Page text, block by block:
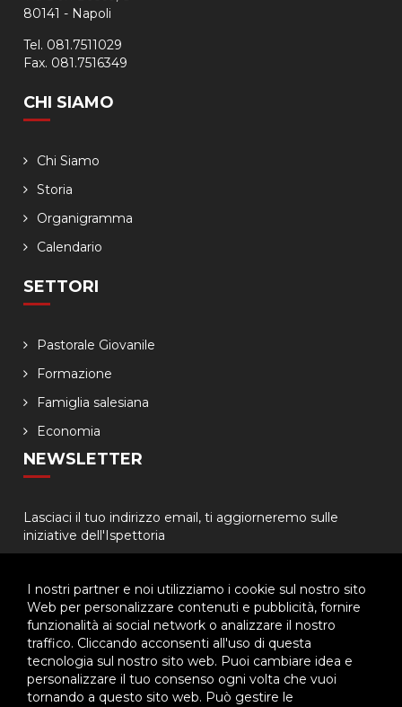
I nostri partner e noi utilizziamo i cookie sul nostro sito
Web per personalizzare contenuti e pubblicità, fornire
funzionalità ai social network o analizzare il nostro
traffico. Cliccando acconsenti all'uso di questa
tecnologia sul nostro sito web. Puoi cambiare idea e
personalizzare il tuo consenso ogni volta che vuoi
tornando a questo sito web. Può gestire le
80141 - Napoli
Tel. 081.7511029
Fax. 081.7516349
CHI SIAMO
Chi Siamo
Storia
Organigramma
Calendario
SETTORI
Pastorale Giovanile
Formazione
Famiglia salesiana
Economia
NEWSLETTER
Lasciaci il tuo indirizzo email, ti aggiorneremo sulle
iniziative dell'Ispettoria
© 2026 - Ispettoria Salesiana Meridionale - All rights reserved. | P.IVA
80057280630 |
Privacy & Cookie Policy - Gestisci Cookie